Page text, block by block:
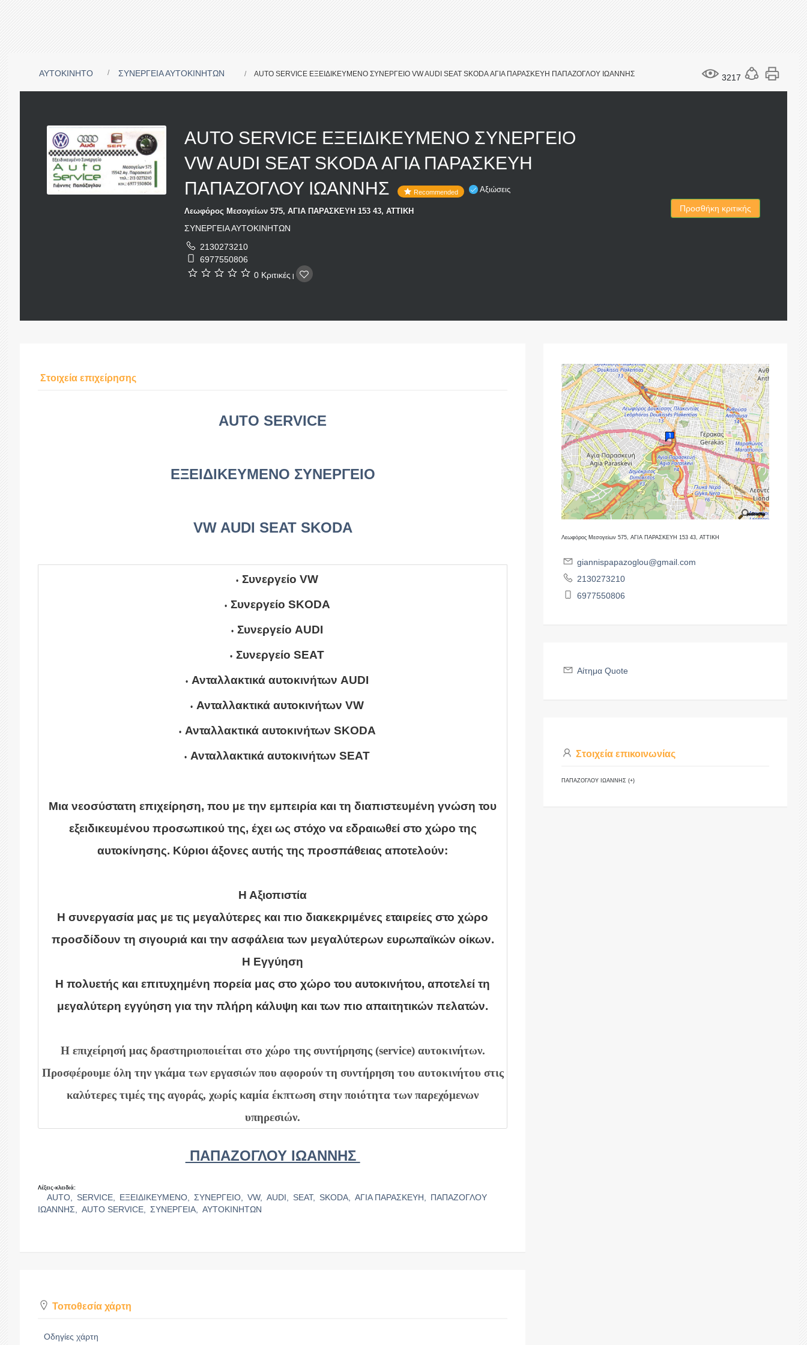
3217
ΑΥΤΟΚΙΝΗΤΟ ΣΥΝΕΡΓΕΙΑ ΑΥΤΟΚΙΝΗΤΩΝ AUTO SERVICE ΕΞΕΙΔΙΚΕΥΜΕΝΟ ΣΥΝΕΡΓΕΙΟ VW AUDI SEAT SKODA ΑΓΙΑ ΠΑΡΑΣΚΕΥΗ ΠΑΠΑΖΟΓΛΟΥ ΙΩΑΝΝΗΣ
AUTO SERVICE ΕΞΕΙΔΙΚΕΥΜΕΝΟ ΣΥΝΕΡΓΕΙΟ
VW AUDI SEAT SKODA ΑΓΙΑ ΠΑΡΑΣΚΕΥΗ
ΠΑΠΑΖΟΓΛΟΥ ΙΩΑΝΝΗΣ
Recommended Αξιώσεις
Λεωφόρος Μεσογείων 575, ΑΓΙΑ ΠΑΡΑΣΚΕΥΗ 153 43, ΑΤΤΙΚΗ
ΣΥΝΕΡΓΕΙΑ ΑΥΤΟΚΙΝΗΤΩΝ
2130273210
6977550806
0 Κριτικές
Προσθήκη κριτικής
Στοιχεία επιχείρησης
AUTO SERVICE
ΕΞΕΙΔΙΚΕΥΜΕΝΟ ΣΥΝΕΡΓΕΙΟ
VW AUDI SEAT SKODA
Συνεργείο VW
Συνεργείο SKODA
Συνεργείο AUDI
Συνεργείο SEAT
Ανταλλακτικά αυτοκινήτων AUDI
Ανταλλακτικά αυτοκινήτων VW
Ανταλλακτικά αυτοκινήτων SKODA
Ανταλλακτικά αυτοκινήτων SEAT
Μια νεοσύστατη επιχείρηση, που με την εμπειρία και τη διαπιστευμένη γνώση του
εξειδικευμένου προσωπικού της, έχει ως στόχο να εδραιωθεί στο χώρο της
αυτοκίνησης. Κύριοι άξονες αυτής της προσπάθειας αποτελούν:
Η Αξιοπιστία
Η συνεργασία μας με τις μεγαλύτερες και πιο διακεκριμένες εταιρείες στο χώρο
προσδίδουν τη σιγουριά και την ασφάλεια των μεγαλύτερων ευρωπαϊκών οίκων.
Η Εγγύηση
Η πολυετής και επιτυχημένη πορεία μας στο χώρο του αυτοκινήτου, αποτελεί τη
μεγαλύτερη εγγύηση για την πλήρη κάλυψη και των πιο απαιτητικών πελατών.
Η επιχείρησή μας δραστηριοποιείται στο χώρο της συντήρησης (service) αυτοκινήτων.
Προσφέρουμε όλη την γκάμα των εργασιών που αφορούν τη συντήρηση του αυτοκινήτου στις
καλύτερες τιμές της αγοράς, χωρίς καμία έκπτωση στην ποιότητα των παρεχόμενων
υπηρεσιών.
ΠΑΠΑΖΟΓΛΟΥ ΙΩΑΝΝΗΣ
Λέξεις-κλειδιά:
AUTO, SERVICE, ΕΞΕΙΔΙΚΕΥΜΕΝΟ, ΣΥΝΕΡΓΕΙΟ, VW, AUDI, SEAT, SKODA, ΑΓΙΑ ΠΑΡΑΣΚΕΥΗ,
ΠΑΠΑΖΟΓΛΟΥ
ΙΩΑΝΝΗΣ,
AUTO SERVICE, ΣΥΝΕΡΓΕΙΑ, ΑΥΤΟΚΙΝΗΤΩΝ
Τοποθεσία χάρτη
Οδηγίες χάρτη
Λεωφόρος Μεσογείων 575, ΑΓΙΑ ΠΑΡΑΣΚΕΥΗ 153 43, ΑΤΤΙΚΗ
giannispapazoglou@gmail.com
2130273210
6977550806
Αίτημα Quote
Στοιχεία επικοινωνίας
ΠΑΠΑΖΟΓΛΟΥ ΙΩΑΝΝΗΣ (+)